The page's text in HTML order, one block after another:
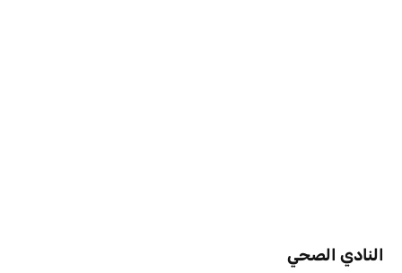
النادي الصحي